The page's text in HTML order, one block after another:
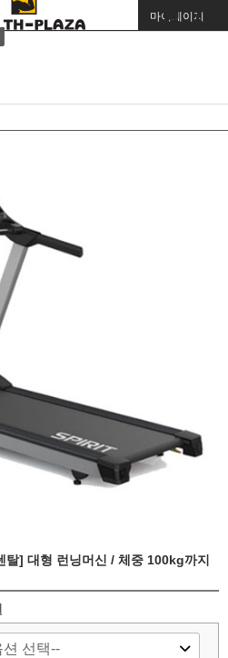
주문조회 마이페이지
] 대형 런닝머신 / 체중 100kg까지